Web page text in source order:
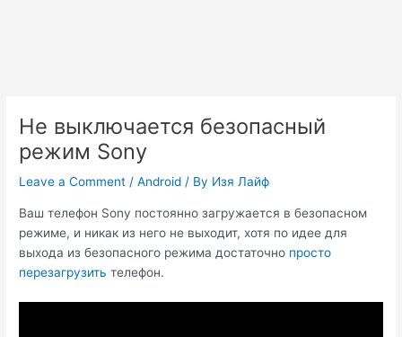
Не выключается безопасный
режим Sony
Leave a Comment /Android / By Изя Лайф
Ваш телефон Sony постоянно загружается в безопасном
режиме, и никак из него не выходит, хотя по идее для
выхода из безопасного режима достаточно просто
перезагрузитьтелефон.